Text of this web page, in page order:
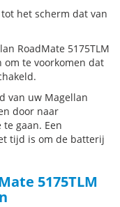
het scherm dat van
RoadMate 5175TLM
om te voorkomen dat
van uw Magellan
door naar
gaan. Een
tijd is om de batterij
5175TLM